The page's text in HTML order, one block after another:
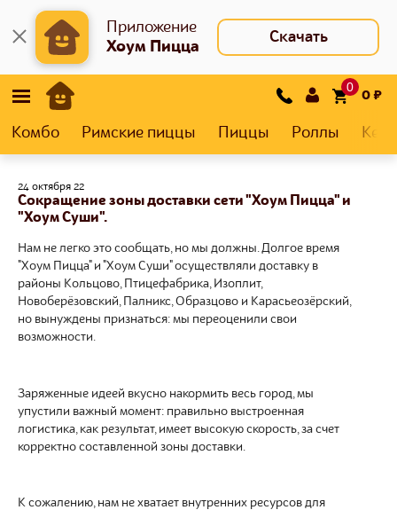
Приложение
Хоум Пицца
Скачать
0
0₽
Комбо Римские пиццы Пиццы Роллы
24 октября 22
Сокращение зоны доставки сети "Хоум Пицца" и
"Хоум Суши".
Нам не легко это сообщать, но мы должны. Долгое время
"Хоум Пицца" и "Хоум Суши" осуществляли доставку в
районы Кольцово, Птицефабрика, Изоплит,
Новоберёзовский, Палникс, Образцово и Карасьеозёрский,
но вынуждены признаться: мы переоценили свои
возможности.
Заряженные идеей вкусно накормить весь город, мы
упустили важный момент: правильно выстроенная
логистика, как результат, имеет высокую скорость, за счет
корректно составленной зоны доставки.
К сожалению, нам не хватает внутренних ресурсов для